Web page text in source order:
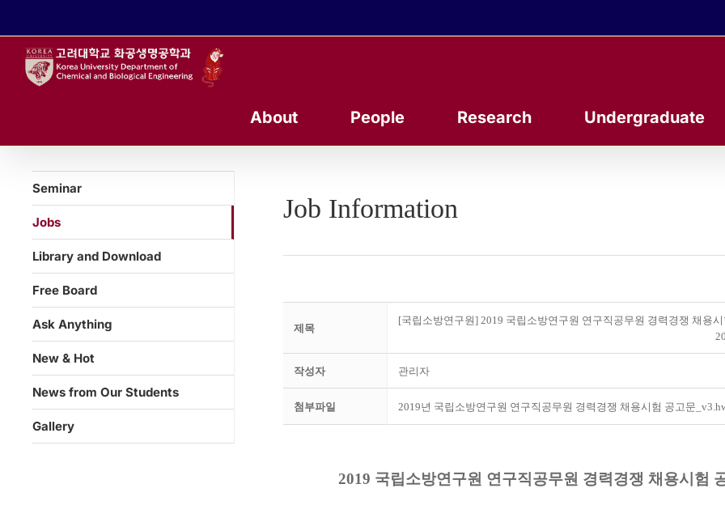
About People Research Undergraduate
Job Information
제목
[국립소방연구원] 2019 국립소방연구원 연구직공무원 경력경쟁 채용시
작성자 관리자
첨부파일 2019년 국립소방연구원 연구직공무원 경력경쟁 채용시험 공고문
2019 국립소방연구원 연구직공무원 경력경쟁 채용시험
Seminar
Jobs
Library and Download
Free Board
Ask Anything
New & Hot
News from Our Students
Gallery